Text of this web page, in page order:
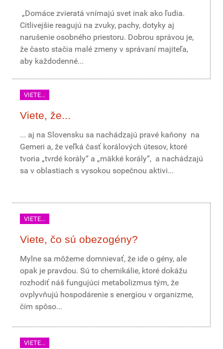
„Domáce zvieratá vnímajú svet inak ako ľudia.
Citlivejšie reagujú na zvuky, pachy, dotyky aj
narušenie osobného priestoru. Dobrou správou je,
že často stačia malé zmeny v správaní majiteľa,
aby každodenné...
VIETE...
Viete, že...
... aj na Slovensku sa nachádzajú pravé kaňony na
Gemeri a, že veľká časť korálových útesov, ktoré
tvoria „tvrdé korály“ a „mäkké korály“, a nachádzajú
sa v oblastiach s vysokou sopečnou aktivi...
VIETE...
Viete, čo sú obezogény?
Mylne sa môžeme domnievať, že ide o gény, ale
opak je pravdou. Sú to chemikálie, ktoré dokážu
rozhodiť náš fungujúci metabolizmus tým, že
ovplyvňujú hospodárenie s energiou v organizme,
čím spôso...
VIETE...